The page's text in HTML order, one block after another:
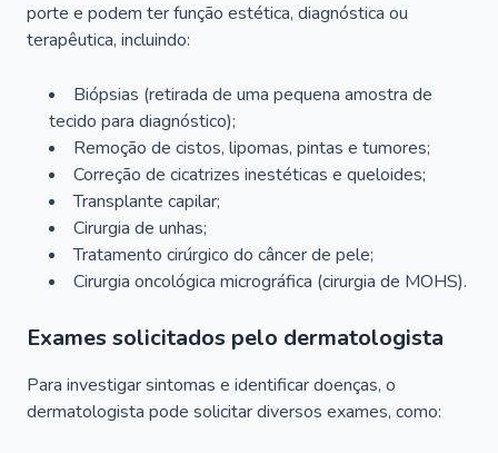
porte e podem ter função estética, diagnóstica ou
terapêutica, incluindo:
Biópsias (retirada de uma pequena amostra de
tecido para diagnóstico);
Remoção de cistos, lipomas, pintas e tumores;
Correção de cicatrizes inestéticas e queloides;
Transplante capilar;
Cirurgia de unhas;
Tratamento cirúrgico do câncer de pele;
Cirurgia oncológica micrográfica (cirurgia de MOHS).
Exames solicitados pelo dermatologista
Para investigar sintomas e identificar doenças, o
dermatologista pode solicitar diversos exames, como: